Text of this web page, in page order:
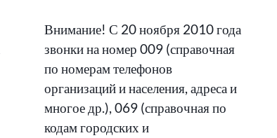
Внимание! С 20 ноября 2010 года
звонки на номер 009 (справочная
по номерам телефонов
организаций и населения, адреса и
многое др.), 069 (справочная по
кодам городских и